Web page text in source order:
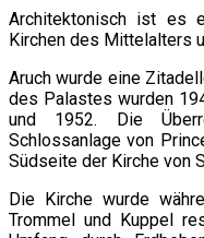
Architektonisch ist es
Kirchen des Mittelalters
Aruch wurde eine
des Palastes wurden
und 1952. Die
Schlossanlage von
Südseite der Kirche von
Die Kirche wurde
Trommel und Kuppel